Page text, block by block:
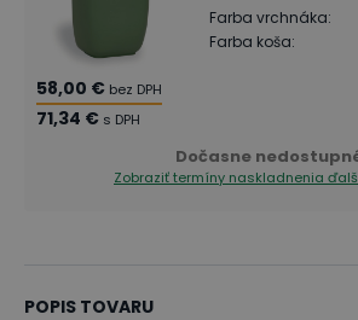
Farba vrchnáka:
Farba koša:
58,00 € bez DPH
71,34 € s DPH
Dočasne
Zobraziť termíny naskladnenia
POPIS TOVARU